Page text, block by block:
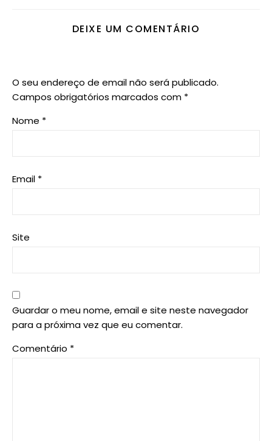
DEIXE UM COMENTÁRIO
O seu endereço de email não será publicado.
Campos obrigatórios marcados com *
Nome *
Email *
Site
Guardar o meu nome, email e site neste navegador
para a próxima vez que eu comentar.
Comentário *